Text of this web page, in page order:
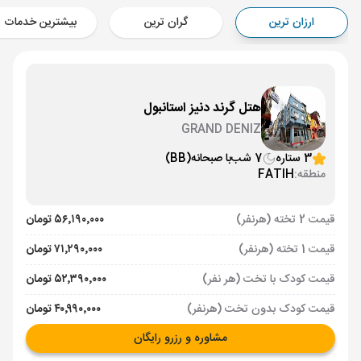
Aircraft - معراج (Economy)
برنامه برگشت :15 خرداد ساعت: 10:30
مدت پرواز :03:00
تهران , فرودگاه بین‌المللی امام خمینی IKA
Aircraft - معراج (Economy)
ارزان ترین گران ترین بیشترین خدمات
هتل گرند دنیز استانبول
GRAND DENIZ
3 ستاره
7 شب با صبحانه(BB)
منطقه:FATIH
قیمت 2 تخته (هرنفر)
۵۶٬۱۹۰٬۰۰۰ تومان
قیمت 1 تخته (هرنفر)
۷۱٬۲۹۰٬۰۰۰ تومان
قیمت کودک با تخت (هر نفر)
۵۲٬۳۹۰٬۰۰۰ تومان
قیمت کودک بدون تخت (هرنفر)
۴۰٬۹۹۰٬۰۰۰ تومان
مشاوره و رزرو رایگان